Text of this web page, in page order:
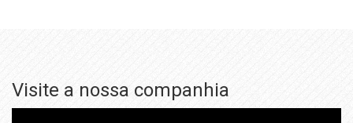
Visite a nossa companhia